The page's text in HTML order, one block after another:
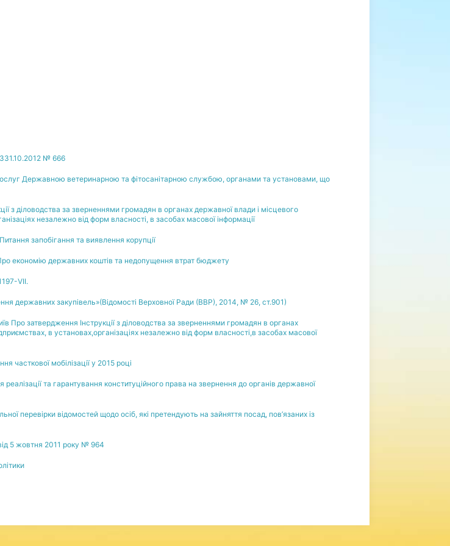
№ 666
Державною ветеринарною та фітосанітарною службою, органами та установами, що
з діловодства за зверненнями громадян в органах державної влади і місцевого
незалежно від форм власності, в засобах масової інформації
запобігання та виявлення корупції
економію державних коштів та недопущення втрат бюджету
VII.
державних закупівель»(Відомості Верховної Ради (ВВР), 2014, № 26, ст.901)
затвердження Інструкції з діловодства за зверненнями громадян в органах
в установах,організаціях незалежно від форм власності,в засобах масової
часткової мобілізації у 2015 році
та гарантування конституційного права на звернення до органів державної
перевірки відомостей щодо осіб, які претендують на зайняття посад, пов’язаних із
5 жовтня 2011 року № 964